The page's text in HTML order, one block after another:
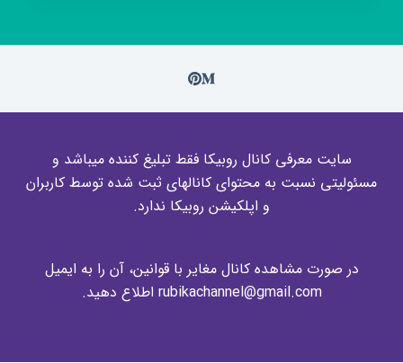
سایت معرفی کانال روبیکا فقط تبلیغ کننده میباشد و
مسئولیتی نسبت به محتوای کانالهای ثبت شده توسط کاربران
و اپلکیشن روبیکا ندارد.
در صورت مشاهده کانال مغایر با قوانین، آن را به ایمیل
rubikachannel@gmail.com اطلاع دهید.